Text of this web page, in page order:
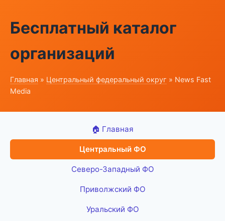
Бесплатный каталог
организаций
Главная » Центральный федеральный округ » News Fast
Media
🏠 Главная
Центральный ФО
Северо-Западный ФО
Приволжский ФО
Уральский ФО